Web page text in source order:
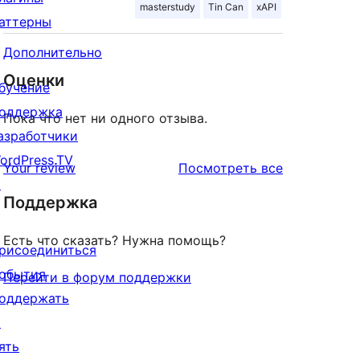
masterstudy Tin Can xAPI
Дополнительно
Оценки
Пока что нет ни одного отзыва.
Your review Посмотреть всеотзывы
Поддержка
Есть что сказать? Нужна помощь?
Перейти в форум поддержки